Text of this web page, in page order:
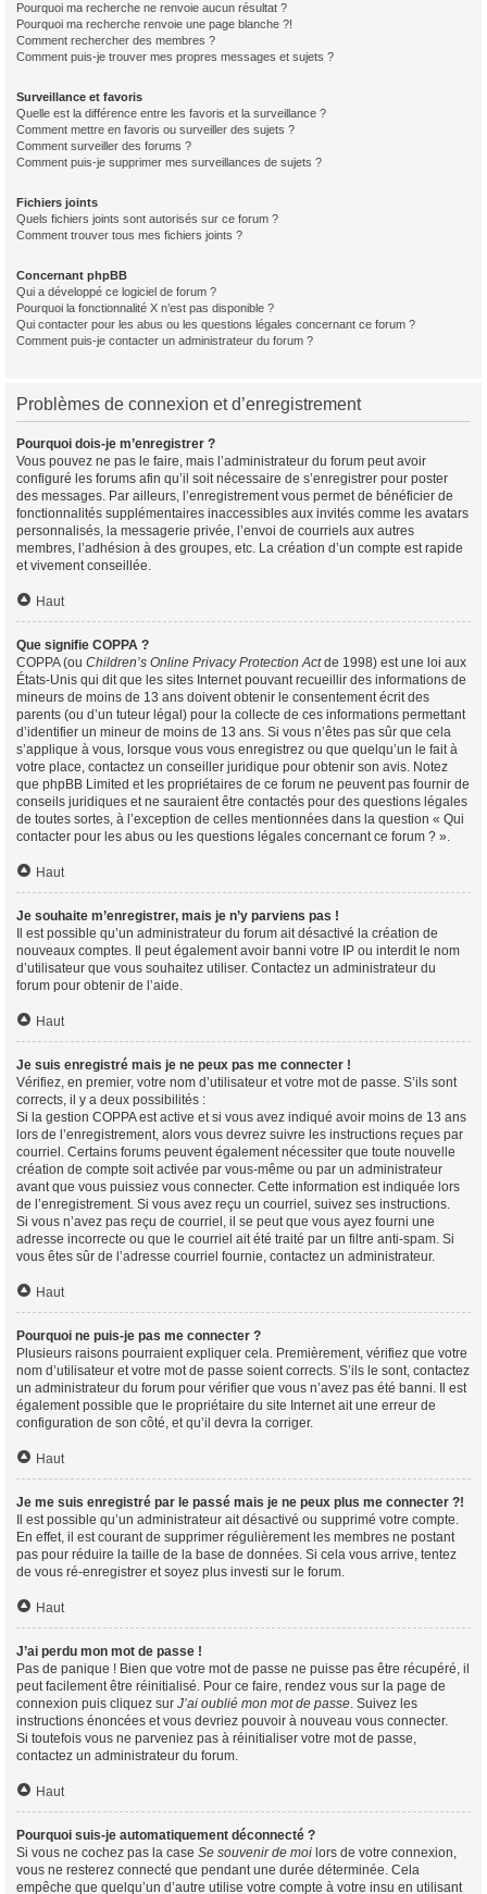
Pourquoi ma recherche ne renvoie aucun résultat ?
Pourquoi ma recherche renvoie une page blanche ?!
Comment rechercher des membres ?
Comment puis-je trouver mes propres messages et sujets ?
Surveillance et favoris
Quelle est la différence entre les favoris et la surveillance ?
Comment mettre en favoris ou surveiller des sujets ?
Comment surveiller des forums ?
Comment puis-je supprimer mes surveillances de sujets ?
Fichiers joints
Quels fichiers joints sont autorisés sur ce forum ?
Comment trouver tous mes fichiers joints ?
Concernant phpBB
Qui a développé ce logiciel de forum ?
Pourquoi la fonctionnalité X n’est pas disponible ?
Qui contacter pour les abus ou les questions légales concernant ce forum ?
Comment puis-je contacter un administrateur du forum ?
Problèmes de connexion et d’enregistrement
Pourquoi dois-je m’enregistrer ?
Vous pouvez ne pas le faire, mais l’administrateur du forum peut avoir
configuré les forums afin qu’il soit nécessaire de s’enregistrer pour poster
des messages. Par ailleurs, l’enregistrement vous permet de bénéficier de
fonctionnalités supplémentaires inaccessibles aux invités comme les avatars
personnalisés, la messagerie privée, l’envoi de courriels aux autres
membres, l’adhésion à des groupes, etc. La création d’un compte est rapide
et vivement conseillée.
Haut
Que signifie COPPA ?
COPPA (ou Children’s Online Privacy Protection Actde 1998) est une loi aux
États-Unis qui dit que les sites Internet pouvant recueillir des informations de
mineurs de moins de 13 ans doivent obtenir le consentement écrit des
parents (ou d’un tuteur légal) pour la collecte de ces informations permettant
d’identifier un mineur de moins de 13 ans. Si vous n’êtes pas sûr que cela
s’applique à vous, lorsque vous vous enregistrez ou que quelqu’un le fait à
votre place, contactez un conseiller juridique pour obtenir son avis. Notez
que phpBB Limited et les propriétaires de ce forum ne peuvent pas fournir de
conseils juridiques et ne sauraient être contactés pour des questions légales
de toutes sortes, à l’exception de celles mentionnées dans la question « Qui
contacter pour les abus ou les questions légales concernant ce forum ? ».
Haut
Je souhaite m’enregistrer, mais je n’y parviens pas !
Il est possible qu’un administrateur du forum ait désactivé la création de
nouveaux comptes. Il peut également avoir banni votre IP ou interdit le nom
d’utilisateur que vous souhaitez utiliser. Contactez un administrateur du
forum pour obtenir de l’aide.
Haut
Je suis enregistré mais je ne peux pas me connecter !
Vérifiez, en premier, votre nom d’utilisateur et votre mot de passe. S’ils sont
corrects, il y a deux possibilités :
Si la gestion COPPA est active et si vous avez indiqué avoir moins de 13 ans
lors de l’enregistrement, alors vous devrez suivre les instructions reçues par
courriel. Certains forums peuvent également nécessiter que toute nouvelle
création de compte soit activée par vous-même ou par un administrateur
avant que vous puissiez vous connecter. Cette information est indiquée lors
de l’enregistrement. Si vous avez reçu un courriel, suivez ses instructions.
Si vous n’avez pas reçu de courriel, il se peut que vous ayez fourni une
adresse incorrecte ou que le courriel ait été traité par un filtre anti-spam. Si
vous êtes sûr de l’adresse courriel fournie, contactez un administrateur.
Haut
Pourquoi ne puis-je pas me connecter ?
Plusieurs raisons pourraient expliquer cela. Premièrement, vérifiez que votre
nom d’utilisateur et votre mot de passe soient corrects. S’ils le sont, contactez
un administrateur du forum pour vérifier que vous n’avez pas été banni. Il est
également possible que le propriétaire du site Internet ait une erreur de
configuration de son côté, et qu’il devra la corriger.
Haut
Je me suis enregistré par le passé mais je ne peux plus me connecter ?!
Il est possible qu’un administrateur ait désactivé ou supprimé votre compte.
En effet, il est courant de supprimer régulièrement les membres ne postant
pas pour réduire la taille de la base de données. Si cela vous arrive, tentez
de vous ré-enregistrer et soyez plus investi sur le forum.
Haut
J’ai perdu mon mot de passe !
Pas de panique ! Bien que votre mot de passe ne puisse pas être récupéré, il
peut facilement être réinitialisé. Pour ce faire, rendez vous sur la page de
connexion puis cliquez sur J’ai oublié mon mot de passe. Suivez les
instructions énoncées et vous devriez pouvoir à nouveau vous connecter.
Si toutefois vous ne parveniez pas à réinitialiser votre mot de passe,
contactez un administrateur du forum.
Haut
Pourquoi suis-je automatiquement déconnecté ?
Si vous ne cochez pas la case Se souvenir de moi lors de votre connexion,
vous ne resterez connecté que pendant une durée déterminée. Cela
empêche que quelqu’un d’autre utilise votre compte à votre insu en utilisant